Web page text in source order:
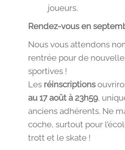
joueurs.
Rendez-vous en
Nous vous attendons
rentrée pour de
sportives !
Les réinscriptions
au 17 août à 23h59,
anciens adhérents. Ne
coche, surtout pour
trott et le skate !